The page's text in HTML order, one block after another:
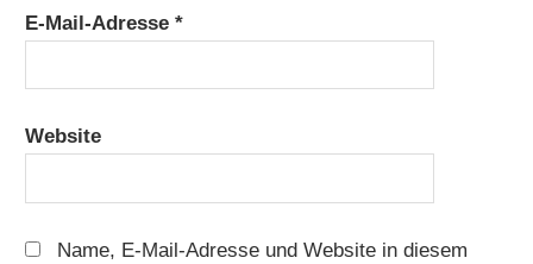
E-Mail-Adresse*
Website
Name, E-Mail-Adresse und Website in diesem